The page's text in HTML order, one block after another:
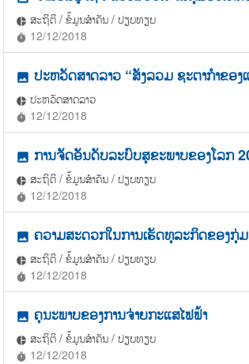
pie_chart ສະຖິຕິ / ຂໍ້ມູນສຳຄັນ / ປຽບທຽບ
timer 12/12/2018
photo ປະຫວັດສາດລາວ “ສັງລວມ ຊະຕາກຳຂອ
pie_chart ປະຫວັດສາດລາວ
timer 12/12/2018
photo ການຈັດອັນດັບລະບົບສຸຂະພາບຂອງໂລກ
pie_chart ສະຖິຕິ / ຂໍ້ມູນສຳຄັນ / ປຽບທຽບ
timer 12/12/2018
photo ຄວາມສະດວກໃນການເຮັດທຸລະກິດຂອງກຸ່
pie_chart ສະຖິຕິ / ຂໍ້ມູນສຳຄັນ / ປຽບທຽບ
timer 12/12/2018
photo ຄຸນະພາບຂອງການຈ່າຍກະແສໄຟຟ້າ
pie_chart ສະຖິຕິ / ຂໍ້ມູນສຳຄັນ / ປຽບທຽບ
timer 12/12/2018